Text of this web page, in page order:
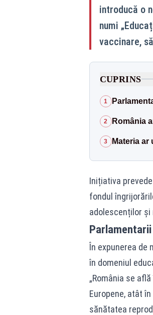
introducă o
numi
vaccinare,
CUPRINS
1
2 România
3 Materia ar
Inițiativa
fondul
adolescenților și
În expunerea de
în domeniul
„România se
Europene, atât
sănătatea